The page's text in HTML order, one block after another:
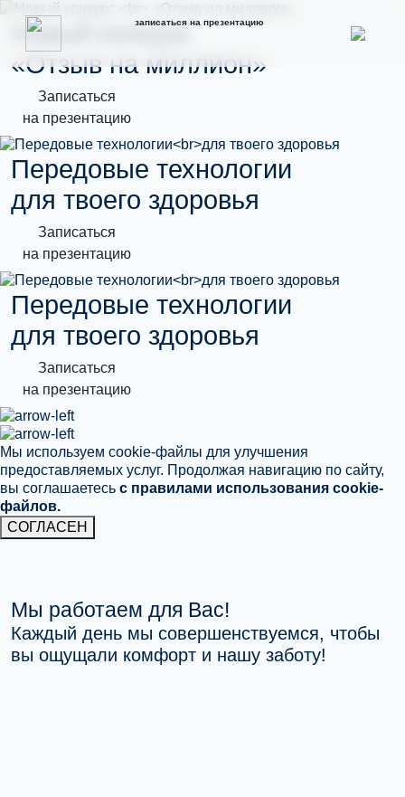
записаться на презентацию
Новый конкурс
«Отзыв на миллион»
Записаться
на презентацию
Передовые технологии
для твоего здоровья
Записаться
на презентацию
Передовые технологии
для твоего здоровья
Записаться
на презентацию
Мы используем cookie-файлы для улучшения
предоставляемых услуг. Продолжая навигацию по сайту,
вы соглашаетесь с правилами использования cookie-
файлов.
СОГЛАСЕН
Мы работаем для Вас!
Каждый день мы совершенствуемся, чтобы
вы ощущали комфорт и нашу заботу!